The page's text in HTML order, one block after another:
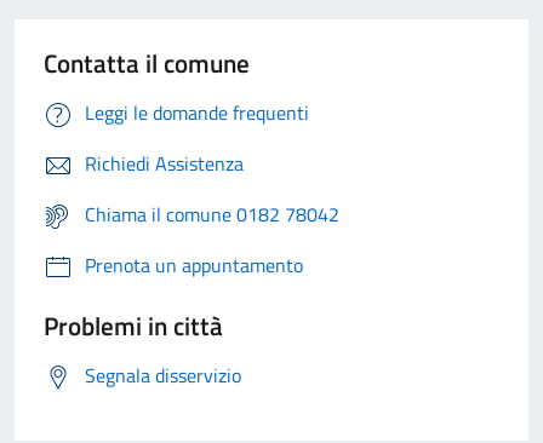
Contatta il comune
Leggi le domande frequenti
Richiedi Assistenza
Chiama il comune 0182 78042
Prenota un appuntamento
Problemi in città
Segnala disservizio